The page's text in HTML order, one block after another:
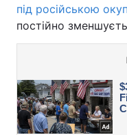
під російською
постійно